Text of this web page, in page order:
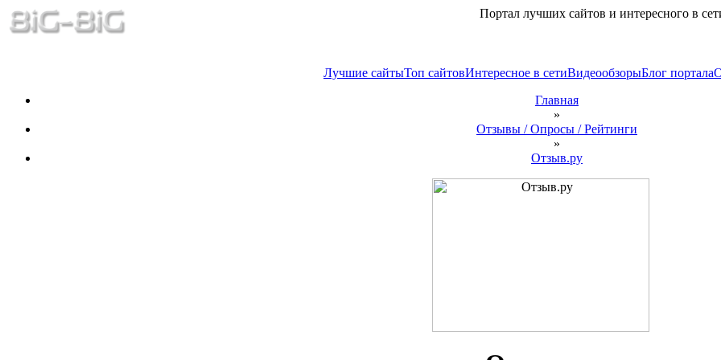
Портал лучших сайтов и интересного в
Лучшие сайтыТоп сайтовИнтересное в сетиВидеообзорыБлог портала
Главная
»
Отзывы / Опросы / Рейтинги
»
Отзыв.ру